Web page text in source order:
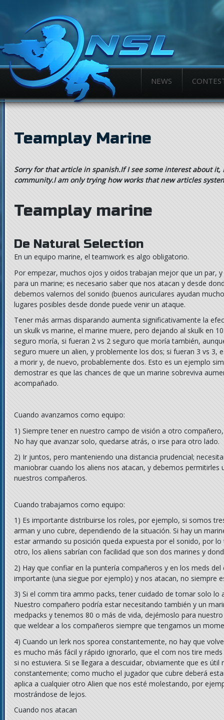
NEWS
Teamplay Marine
Sorry for that article in spanish.If I see some interest about
community.I am only trying how works that new articles
Teamplay marine
De Natural Selection
En un equipo marine, el teamwork es algo obligatorio.
Por empezar, muchos ojos y oidos trabajan mejor que un par,
para un marine; es necesario saber que nos atacan y desde
debemos valernos del sonido (buenos auriculares ayudan
lugares posibles desde donde puede venir un ataque.
Tener más armas disparando aumenta significativamente la
un skulk vs marine, el marine muere, pero dejando al skulk en
seguro moría, si fueran 2 vs 2 seguro que moría también,
seguro muere un alien, y problemente los dos; si fueran 3 vs 3,
a morir y, de nuevo, probablemente dos. Esto es un ejemplo
demostrar es que las chances de que un marine sobreviva
acompañado.
Cuando avanzamos como equipo:
1) Siempre tener en nuestro campo de visión a otro
No hay que avanzar solo, quedarse atrás, o irse para otro lado.
2) Ir juntos, pero manteniendo una distancia prudencial;
maniobrar cuando los aliens nos atacan, y debemos permitirles
nuestros compañeros.
Cuando trabajamos como equipo:
1) Es importante distribuirse los roles, por ejemplo, si somos
arman y uno cubre, dependiendo de la situación. Si hay un
estar armando su posición queda expuesta por el sonido, por
otro, los aliens sabrían con facilidad que son dos marines y
2) Hay que confiar en la puntería compañeros y en los meds
importante (una siegue por ejemplo) y nos atacan, no siempre
3) Si el comm tira ammo packs, tener cuidado de tomar solo lo
Nuestro compañero podría estar necesitando también y un
medpacks y tenemos 80 o más de vida, dejémoslo para
que weldear a los compañeros siempre que tengamos un
4) Cuando un lerk nos sporea constantemente, no hay que
es mucho más fácil y rápido ignorarlo, que el com nos tire
si no estuviera. Si se llegara a descuidar, obviamente que es
constantemente; como mucho el jugador que cubre deberá
aplica a cualquier otro Alien que nos esté molestando, por
mostrándose de lejos.
Cuando nos atacan